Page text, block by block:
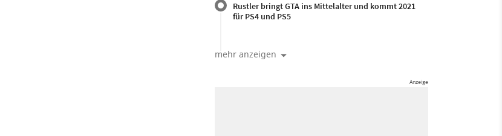
Rustler bringt GTA ins Mittelalter und kommt 2021
für PS4 und PS5
mehr anzeigen